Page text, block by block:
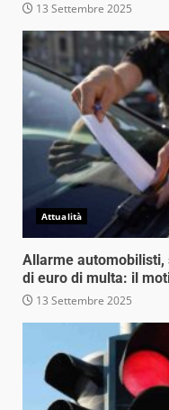
13 Settembre 2025
Attualità
Allarme
di euro di multa: il
13 Settembre 2025